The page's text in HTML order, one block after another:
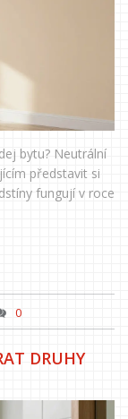
bytu? Neutrální
představit si
fungují v roce
0
DRUHY